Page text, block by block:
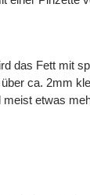
das Fett mit
ca. 2mm
etwas